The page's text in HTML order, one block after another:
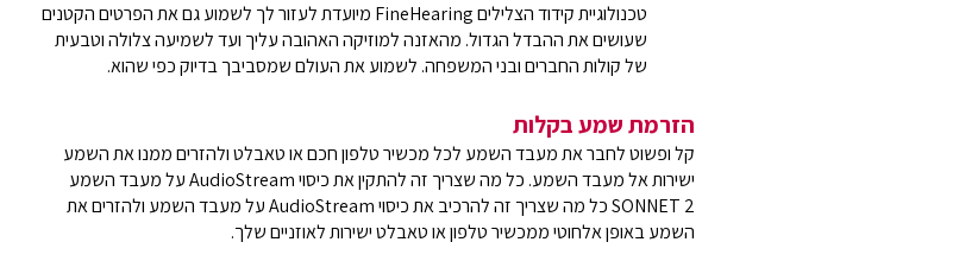
טכנולוגיית קידוד הצלילים FineHearing מיועדת לעזור לך לשמוע גם את הפרטים הקטנים
שעושים את ההבדל הגדול. מהאזנה למוזיקה האהובה עליך ועד לשמיעה צלולה וטבעית
של קולות החברים ובני המשפחה. לשמוע את העולם שמסביבך בדיוק כפי שהוא.
הזרמת שמע בקלות
קל ופשוט לחבר את מעבד השמע לכל מכשיר טלפון חכם או טאבלט ולהזרים ממנו את השמע
ישירות אל מעבד השמע. כל מה שצריך זה להתקין את כיסוי AudioStream על מעבד השמע
SONNET 2 כל מה שצריך זה להרכיב את כיסוי AudioStream על מעבד השמע ולהזרים את
השמע באופן אלחוטי ממכשיר טלפון או טאבלט ישירות לאוזניים שלך.